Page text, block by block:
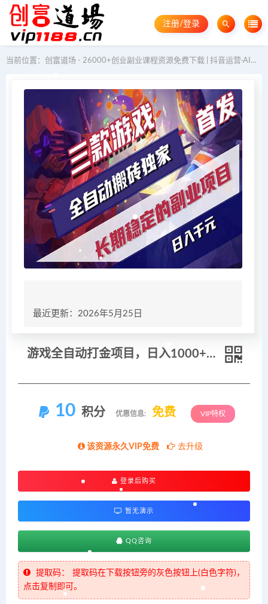
注册/登录
当前位置： 创富道场 - 26000+创业副业课程资源免费下载 | 抖音运营·AI教程·GEO优化
最近更新：2026年5月25日
游戏全自动打金项目，日入1000+，长久稳定持续有收益！
10 积分 优惠信息: 免费 VIP特权
该资源永久VIP免费 去升级
登录后购买
暂无演示
QQ咨询
提取码：
提取码在下载按钮旁的灰色按钮上(白色字符)，
点击复制即可。